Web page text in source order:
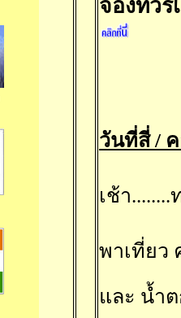
จองทัว
วันที่สี่ /
เช้า
พาเที่ยว
และ น้ำ